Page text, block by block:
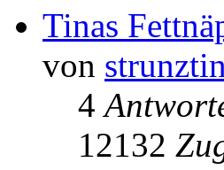
Tinas
von
4
12132